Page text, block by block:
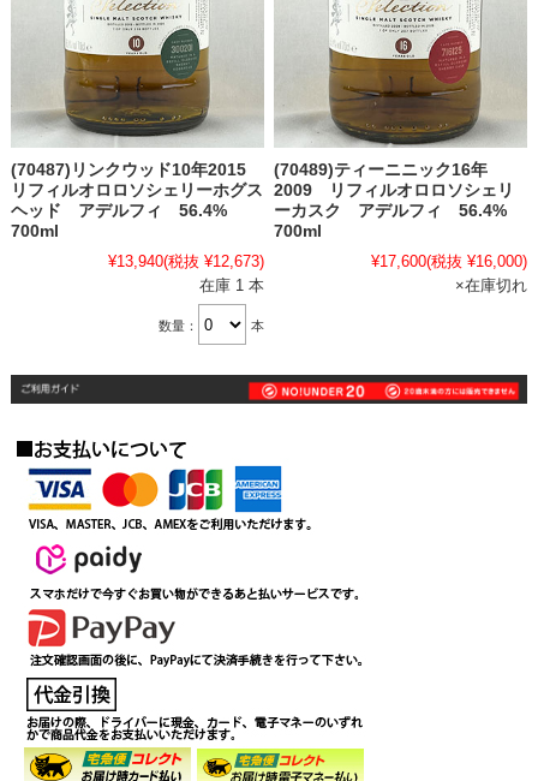
(70487)リンクウッド10年2015
リフィルオロロソシェリーホグス
ヘッド アデルフィ 56.4%
700ml
¥13,940(税抜 ¥12,673)
在庫 1 本
数量： 本
(70489)ティーニニック16年
2009 リフィルオロロソシェリ
ーカスク アデルフィ 56.4%
700ml
¥17,600(税抜 ¥16,000)
×在庫切れ